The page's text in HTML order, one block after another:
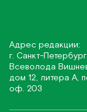
Адрес редакции:
г. Санкт-
Всеволода
дом 12, литера А,
оф. 203